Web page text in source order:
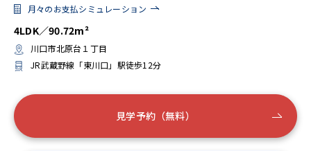
月々のお支払シミュレーション
4LDK／90.72m²
川口市北原台１丁目
JR武蔵野線「東川口」駅徒歩12分
見学予約（無料）